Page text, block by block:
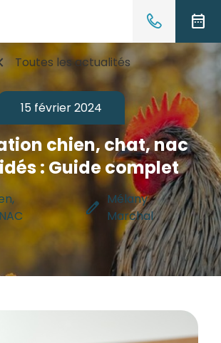
date_range
Toutes les actualités
15 février 2024
chien, chat, nac
: Guide complet
edit Mélany
Marchal